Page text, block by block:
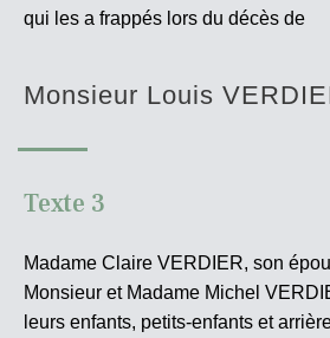
qui les a frappés lors du décès de
Monsieur Louis
Texte 3
Madame Claire VERDIER, son
Monsieur et Madame Michel
leurs enfants, petits-enfants et